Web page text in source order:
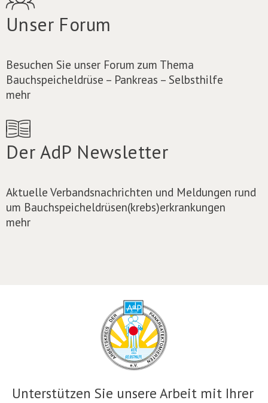
Unser Forum
Besuchen Sie unser Forum zum Thema
Bauchspeicheldrüse – Pankreas – Selbsthilfe
mehr
Der AdP Newsletter
Aktuelle Verbandsnachrichten und Meldungen rund
um Bauchspeicheldrüsen(krebs)erkrankungen
mehr
Unterstützen Sie unsere Arbeit mit Ihrer